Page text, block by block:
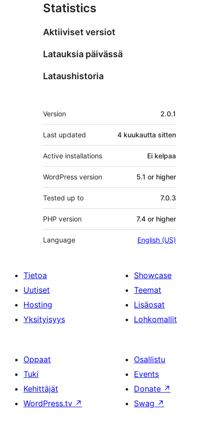
Statistics
Aktiiviset versiot
Latauksia päivässä
Lataushistoria
Metatiedot
Version 2.0.1
Last updated 4 kuukautta sitten
Active installations Ei kelpaa
WordPress version 5.1 or higher
Tested up to 7.0.3
PHP version 7.4 or higher
Language English (US)
Tietoa
Uutiset
Hosting
Yksityisyys
Showcase
Teemat
Lisäosat
Lohkomallit
Oppaat
Tuki
Kehittäjät
WordPress.tv ↗
Osallistu
Events
Donate ↗
Swag ↗